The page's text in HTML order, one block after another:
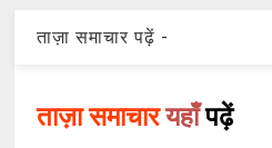
ताज़ा समाचार पढ़ें -
ताज़ा समाचारयहाँपढ़ें